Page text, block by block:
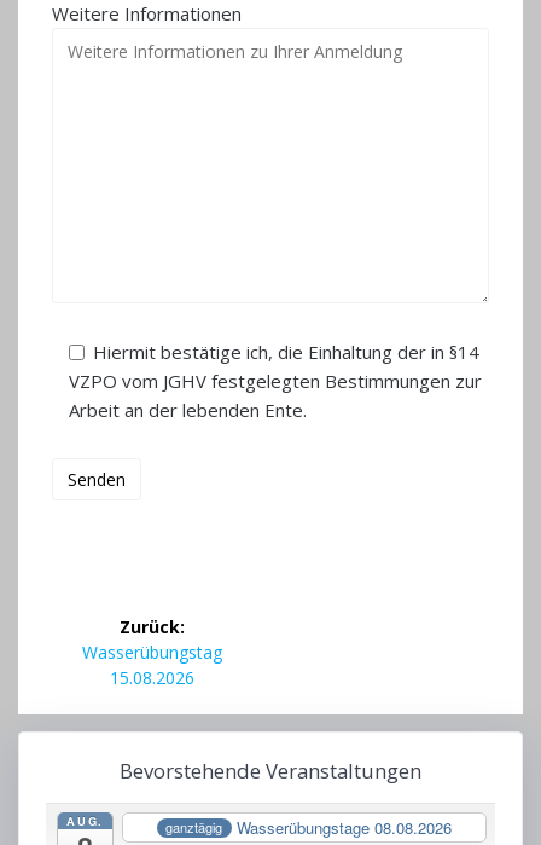
Weitere Informationen
Hiermit bestätige ich, die Einhaltung der in §14
VZPO vom JGHV festgelegten Bestimmungen zur
Arbeit an der lebenden Ente.
Beitragsnavigation
Zurück:
Vorheriger
Beitrag:
Wasserübungstag
15.08.2026
Bevorstehende Veranstaltungen
AUG. ganztägig Wasserübungstage 08.08.2026